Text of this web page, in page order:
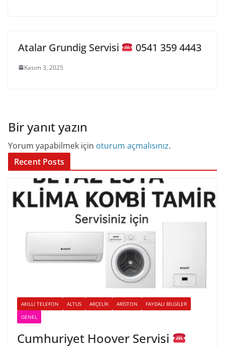
Atalar Grundig Servisi 0541 359 4443
Kasım 3, 2025
Bir yanıt yazın
Yorum yapabilmek için oturum açmalısınız.
Recent Posts
AKILLI TELEFON ALTUS ARÇELIK ARISTON
FAYDALI BILGILER
GENEL
Cumhuriyet Hoover Servisi